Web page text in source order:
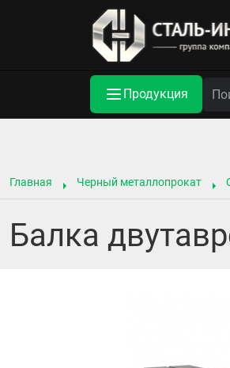
Продукция
Главная Черный металлопрокат
Балка